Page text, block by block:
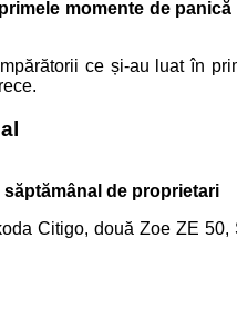
momente de
ce și-au luat în
de proprietari
Citigo, două Zoe ZE